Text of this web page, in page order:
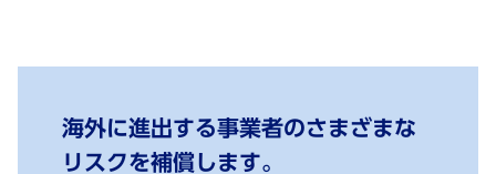
海外に進出する事業者のさまざまな
リスクを補償します。